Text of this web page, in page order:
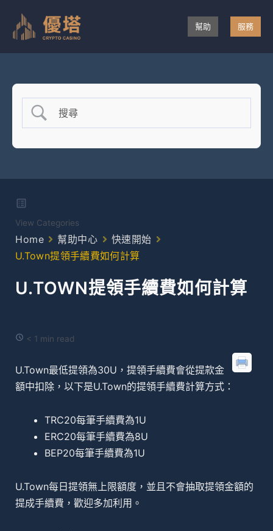
幫助 服務
View Categories
Home 幫助中心
快速開始
U.Town提領手續費如何計算
U.TOWN提領手續費如何計算
< 1 min read
U.Town最低提領為30U，提領手續費會從提款金
額中扣除，以下是U.Town的提領手續費計算方式：
TRC20每筆手續費為1U
ERC20每筆手續費為8U
BEP20每筆手續費為1U
U.Town每日提領無上限額度，並且不會抽取提領金額的
提成手續費，歡迎多加利用。